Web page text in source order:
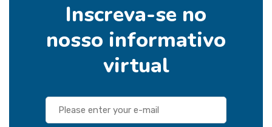
Inscreva-se no
nosso informativo
virtual